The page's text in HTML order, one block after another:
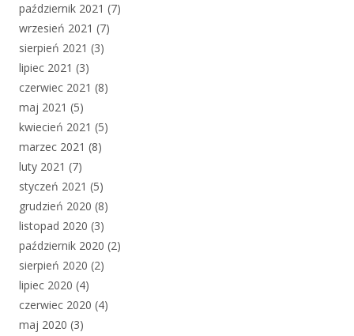
październik 2021 (7)
wrzesień 2021 (7)
sierpień 2021 (3)
lipiec 2021 (3)
czerwiec 2021 (8)
maj 2021 (5)
kwiecień 2021 (5)
marzec 2021 (8)
luty 2021 (7)
styczeń 2021 (5)
grudzień 2020 (8)
listopad 2020 (3)
październik 2020 (2)
sierpień 2020 (2)
lipiec 2020 (4)
czerwiec 2020 (4)
maj 2020 (3)